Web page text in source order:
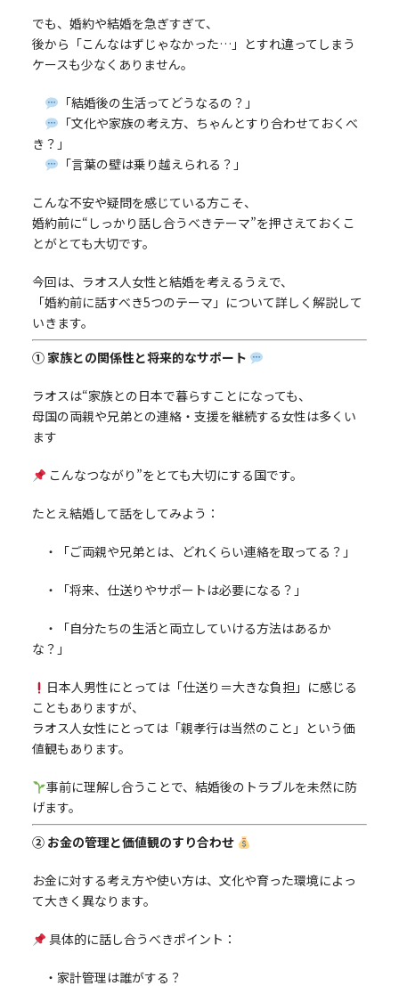
でも、婚約や結婚を急ぎすぎて、
後から「こんなはずじゃなかった…」とすれ違ってしまう
ケースも少なくありません。
「結婚後の生活ってどうなるの？」
「文化や家族の考え方、ちゃんとすり合わせておくべ
き？」
「言葉の壁は乗り越えられる？」
こんな不安や疑問を感じている方こそ、
婚約前に“しっかり話し合うべきテーマ”を押さえておくこ
とがとても大切です。
今回は、ラオス人女性と結婚を考えるうえで、
「婚約前に話すべき5つのテーマ」について詳しく解説して
いきます。
① 家族との関係性と将来的なサポート
ラオスは“家族との日本で暮らすことになっても、
母国の両親や兄弟との連絡・支援を継続する女性は多くい
ます
こんなつながり”をとても大切にする国です。
たとえ結婚して話をしてみよう：
・「ご両親や兄弟とは、どれくらい連絡を取ってる？」
・「将来、仕送りやサポートは必要になる？」
・「自分たちの生活と両立していける方法はあるか
な？」
日本人男性にとっては「仕送り＝大きな負担」に感じる
こともありますが、
ラオス人女性にとっては「親孝行は当然のこと」という価
値観もあります。
事前に理解し合うことで、結婚後のトラブルを未然に防
げます。
② お金の管理と価値観のすり合わせ
お金に対する考え方や使い方は、文化や育った環境によっ
て大きく異なります。
具体的に話し合うべきポイント：
・家計管理は誰がする？